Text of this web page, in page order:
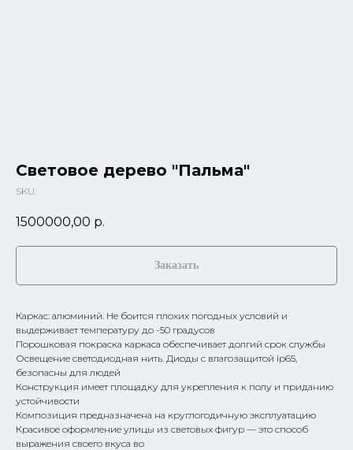
Световое дерево "Пальма"
SKU:
1500000,00 р.
Заказать
Каркас: алюминий. Не боится плохих погодных условий и
выдерживает температуру до -50 градусов
Порошковая покраска каркаса обеспечивает долгий срок службы
Освещение светодиодная нить. Диоды с влагозащитой ip65,
безопасны для людей
Конструкция имеет площадку для укрепления к полу и приданию
устойчивости
Композиция предназначена на круглогодичную эксплуатацию
Красивое оформление улицы из световых фигур — это способ
выражения своего вкуса во